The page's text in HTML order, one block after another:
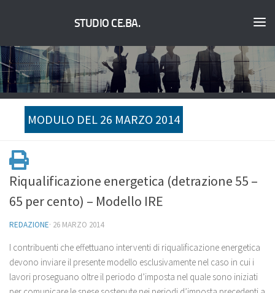
STUDIO CE.BA.
MODULO DEL 26 MARZO 2014
Riqualificazione energetica (detrazione 55 –
65 per cento) – Modello IRE
REDAZIONE· 26 MARZO 2014
I contribuenti che effettuano interventi di riqualificazione energetica
devono inviare il presente modello esclusivamente nel caso in cui i
lavori proseguano oltre il periodo d’imposta nel quale sono iniziati